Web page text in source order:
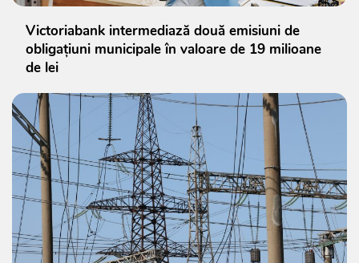
Victoriabank intermediază două emisiuni de
obligațiuni municipale în valoare de 19 milioane
de lei